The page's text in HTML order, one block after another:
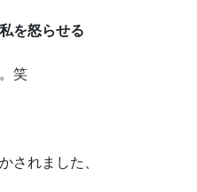
を怒らせる
笑
されました、